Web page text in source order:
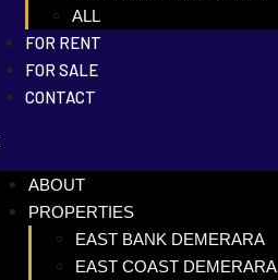
ALL
FOR RENT
FOR SALE
CONTACT
ABOUT
PROPERTIES
EAST BANK DEMERARA
EAST COAST DEMERARA